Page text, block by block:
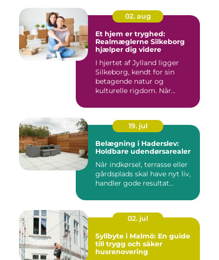
02. aug
Et hjem er tryghed:
Realmæglerne Silkeborg
hjælper dig videre
I hjertet af Jylland ligger
Silkeborg, kendt for sin
betagende natur og
kulturelle rigdom. Når...
19. jul
Belægning i Haderslev:
Holdbare udendørsarealer
Når indkørsel, terrasse eller
gårdsplads skal have nyt liv,
handler gode resultat...
02. jul
Syllbyte i Malmö: En guide
till trygg och säker
husrenovering